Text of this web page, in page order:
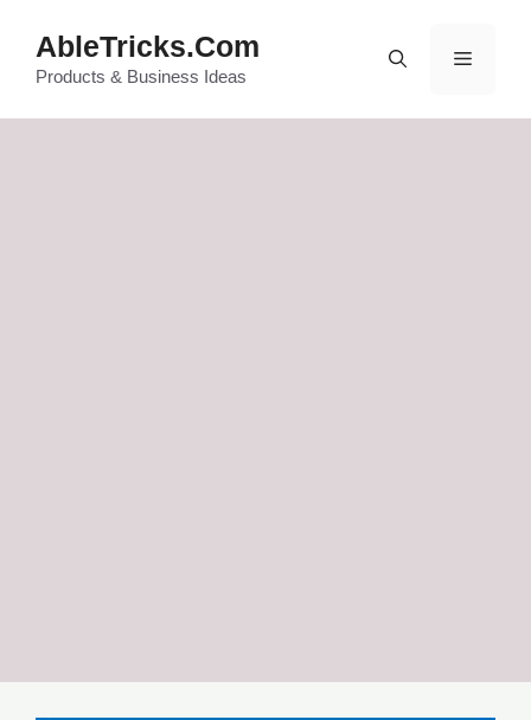
content
AbleTricks.Com
Products & Business Ideas
Menu